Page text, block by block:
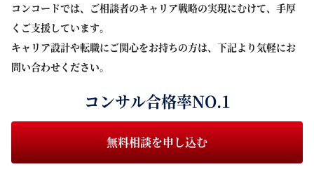
コンコードでは、ご相談者のキャリア戦略の実現にむけて、手厚
くご支援しています。
キャリア設計や転職にご関心をお持ちの方は、下記より気軽にお
問い合わせください。
コンサル合格率NO.1
無料相談を申し込む